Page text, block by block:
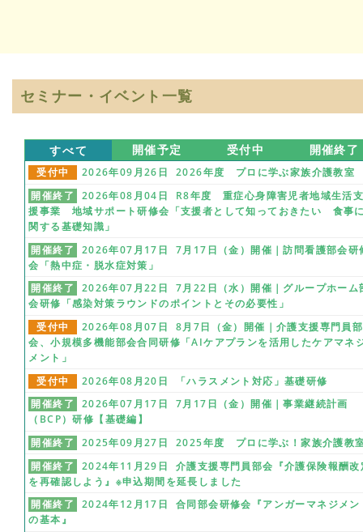
セミナー・イベント一覧
すべて 開催予定 受付中 開催終了
受付中
2026年09月26日 2026年度 プロに学ぶ家族介護教室
開催終了
2026年08月04日 R8年度 重症心身障害児者地域生活
援事業 地域サポート研修会「支援者として知っておきたい 食事
関する基礎知識」
開催終了
2026年07月17日 7月17日（金）開催｜訪問看護部会研
会「熱中症・脱水症対策」
開催終了
2026年07月22日 7月22日（水）開催｜グループホーム
会研修「感染対策ラウンドのポイントとその必要性」
受付中
2026年08月07日 8月7日（金）開催｜介護支援専門員部
会、小規模多機能部会合同研修「AIケアプランを活用したケアマネ
メント」
受付中
2026年08月20日 「ハラスメント対応」基礎研修
開催終了
2026年07月17日 7月17日（金）開催｜事業継続計画
（BCP）研修【基礎編】
開催終了
2025年09月27日 2025年度 プロに学ぶ！家族介護教
開催終了
2024年11月29日 介護支援専門員部会『介護保険報酬改
を再確認しよう』※申込期間を延長しました
開催終了
2024年12月17日 合同部会研修会『アンガーマネジメン
の基本』